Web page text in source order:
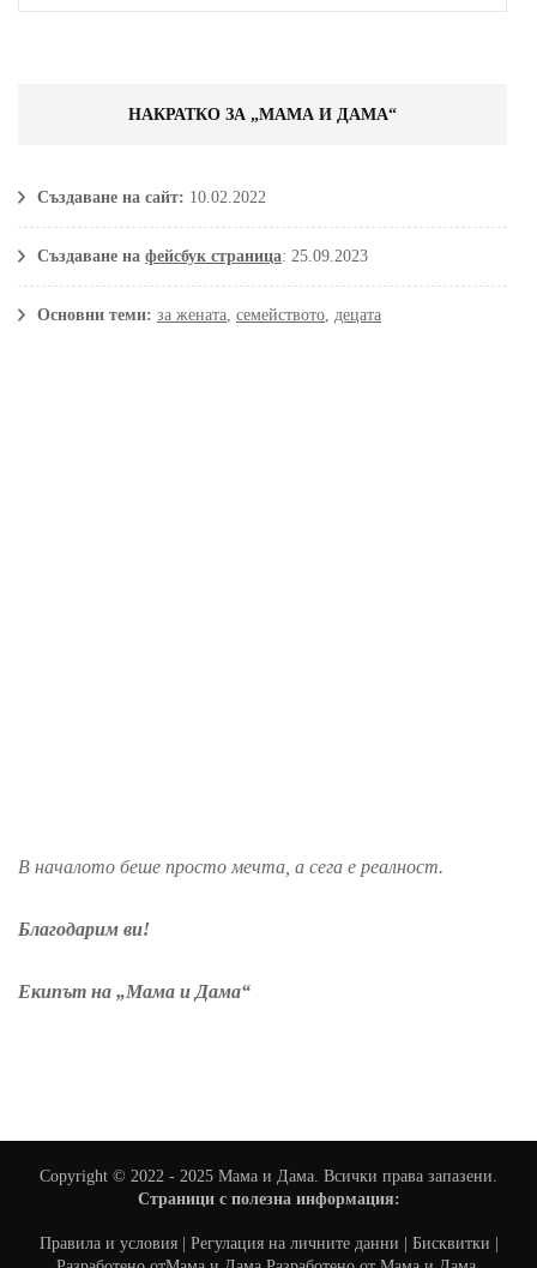
НАКРАТКО ЗА „МАМА И ДАМА“
Създаване на сайт: 10.02.2022
Създаване на фейсбук страница: 25.09.2023
Основни теми: за жената семейството децата
В началото беше просто мечта, а сега е реалност.
Благодарим ви!
Екипът на „Мама и Дама“
Copyright © 2022 - 2025 Мама и Дама. Всички права запазени.
Страници с полезна информация:
Правила и условия| Регулация на личните данни Бисквитки